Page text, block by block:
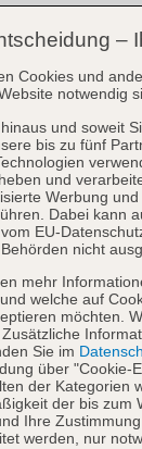
–
Cookies und
notwendig
und soweit
bis zu fünf
und
Werbung
Dabei kann
EU-
nicht
mehr
welche auf
möchten.
. Zusätzliche
Sie im
über "Cookie-
der Kategorien
der bis zum
Ihre
werden, nur